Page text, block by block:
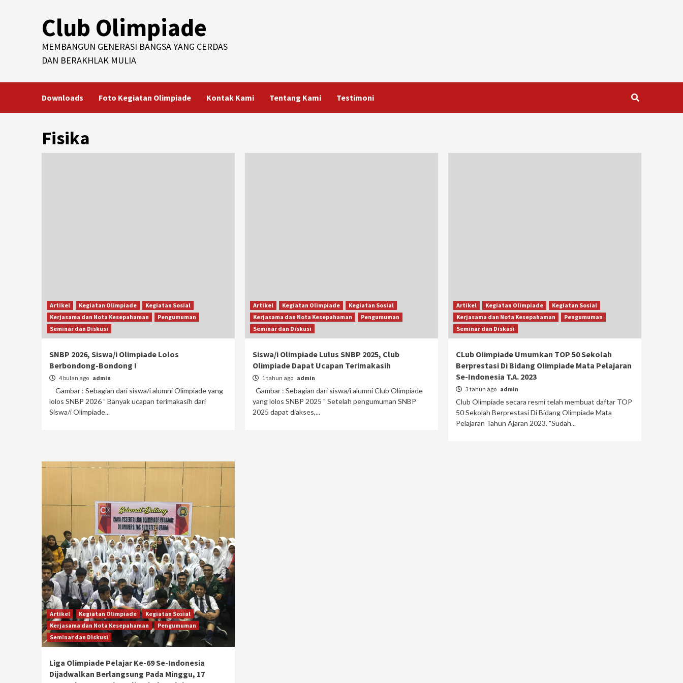
Club Olimpiade
MEMBANGUN GENERASI BANGSA YANG CERDAS
DAN BERAKHLAK MULIA
Downloads Foto Kegiatan Olimpiade Kontak Kami Tentang Kami Testimoni
Fisika
Artikel Kegiatan Olimpiade
Kegiatan Sosial
Kerjasama dan Nota Kesepahaman
Pengumuman
Seminar dan Diskusi
SNBP 2026, Siswa/i Olimpiade Lolos
Berbondong-Bondong !
4 bulan ago admin
Gambar : Sebagian dari siswa/i alumni Olimpiade yang
lolos SNBP 2026 ” Banyak ucapan terimakasih dari
Siswa/i Olimpiade...
Artikel Kegiatan Olimpiade
Kegiatan Sosial
Kerjasama dan Nota Kesepahaman
Pengumuman
Seminar dan Diskusi
Siswa/i Olimpiade Lulus SNBP 2025, Club
Olimpiade Dapat Ucapan Terimakasih
1 tahun ago admin
Gambar : Sebagian dari siswa/i alumni Club Olimpiade
yang lolos SNBP 2025 " Setelah pengumuman SNBP
2025 dapat diakses,...
Artikel Kegiatan Olimpiade
Kegiatan Sosial
Kerjasama dan Nota Kesepahaman
Pengumuman
Seminar dan Diskusi
CLub Olimpiade Umumkan TOP 50 Sekolah
Berprestasi Di Bidang Olimpiade Mata Pelajaran
Se-Indonesia T.A. 2023
3 tahun ago admin
Club Olimpiade secara resmi telah membuat daftar TOP
50 Sekolah Berprestasi Di Bidang Olimpiade Mata
Pelajaran Tahun Ajaran 2023. "Sudah...
Artikel Kegiatan Olimpiade
Kegiatan Sosial
Kerjasama dan Nota Kesepahaman
Pengumuman
Seminar dan Diskusi
Liga Olimpiade Pelajar Ke-69 Se-Indonesia
Dijadwalkan Berlangsung Pada Minggu, 17